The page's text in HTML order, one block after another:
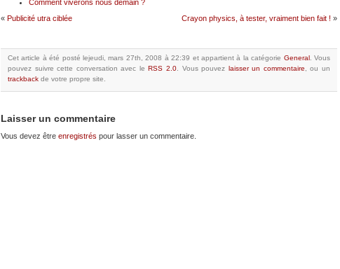
Comment viverons nous demain ?
« Publicité utra ciblée Crayon physics, à tester, vraiment bien fait ! »
Cet article à été posté lejeudi, mars 27th, 2008 à 22:39 et appartient à la catégorie General.Vous
pouvez suivre cette conversation avec le RSS 2.0 Vous pouvez laisser un commentaire , ou un
trackback de votre propre site.
Laisser un commentaire
Vous devez être enregistrés pour lasser un commentaire.